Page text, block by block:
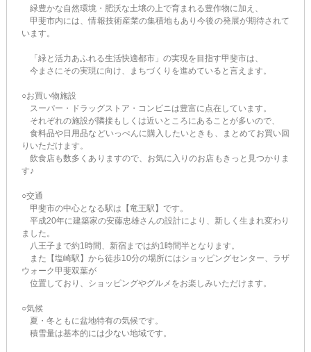
緑豊かな自然環境・肥沃な土壌の上で育まれる豊作物に加え、
甲斐市内には、情報技術産業の集積地もあり今後の発展が期待されて
います。
「緑と活力あふれる生活快適都市」の実現を目指す甲斐市は、
今まさにその実現に向け、まちづくりを進めていると言えます。
○お買い物施設
スーパー・ドラッグストア・コンビニは豊富に点在しています。
それぞれの施設が隣接もしくは近いところにあることが多いので、
食料品や日用品などいっぺんに購入したいときも、まとめてお買い回
りいただけます。
飲食店も数多くありますので、お気に入りのお店もきっと見つかりま
す♪
○交通
甲斐市の中心となる駅は【竜王駅】です。
平成20年に建築家の安藤忠雄さんの設計により、新しく生まれ変わり
ました。
八王子まで約1時間、新宿までは約1時間半となります。
また【塩崎駅】から徒歩10分の場所にはショッピングセンター、ラザ
ウォーク甲斐双葉が
位置しており、ショッピングやグルメをお楽しみいただけます。
○気候
夏・冬ともに盆地特有の気候です。
積雪量は基本的には少ない地域です。